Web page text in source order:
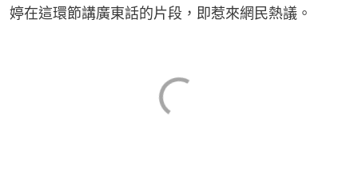
婷在這環節講廣東話的片段，即惹來網民熱議。